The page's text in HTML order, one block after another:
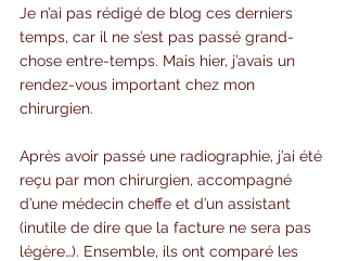
Je n’ai pas rédigé de blog ces derniers
temps, car il ne s’est pas passé grand-
chose entre-temps. Mais hier, j’avais un
rendez-vous important chez mon
chirurgien.
Après avoir passé une radiographie, j’ai été
reçu par mon chirurgien, accompagné
d’une médecin cheffe et d’un assistant
(inutile de dire que la facture ne sera pas
légère…). Ensemble, ils ont comparé les